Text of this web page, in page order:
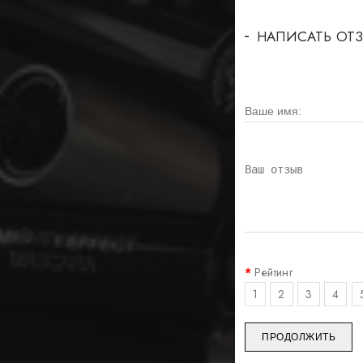
НАПИСАТЬ
Рейтинг
1
2 3 4
ПРОДОЛЖИТЬ